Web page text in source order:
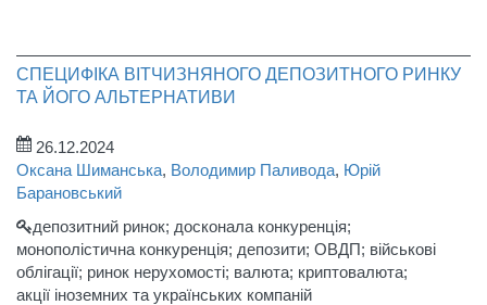
СПЕЦИФІКА ВІТЧИЗНЯНОГО ДЕПОЗИТНОГО РИНКУ
ТА ЙОГО АЛЬТЕРНАТИВИ
26.12.2024
Оксана Шиманська, Володимир Паливода, Юрій
Барановський
депозитний ринок; досконала конкуренція;
монополістична конкуренція; депозити; ОВДП; військові
облігації; ринок нерухомості; валюта; криптовалюта;
акції іноземних та українських компаній